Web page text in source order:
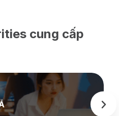
cung cấp
SEASTOCK
WEB